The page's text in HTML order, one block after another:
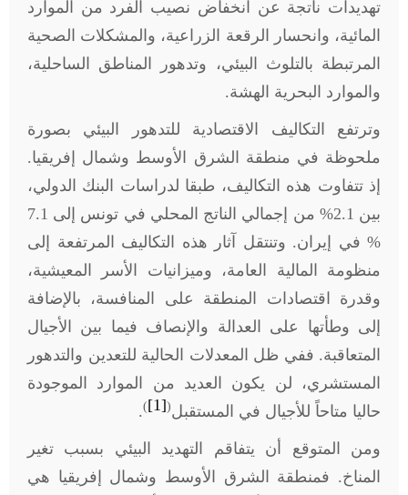
تهديدات ناتجة عن انخفاض نصيب الفرد من الموارد
المائية، وانحسار الرقعة الزراعية، والمشكلات الصحية
المرتبطة بالتلوث البيئي، وتدهور المناطق الساحلية،
والموارد البحرية الهشة.
وترتفع التكاليف الاقتصادية للتدهور البيئي بصورة
ملحوظة في منطقة الشرق الأوسط وشمال إفريقيا.
إذ تتفاوت هذه التكاليف، طبقا لدراسات البنك الدولي،
بين 2.1% من إجمالي الناتج المحلي في تونس إلى 7.1
% في إيران. وتنتقل آثار هذه التكاليف المرتفعة إلى
منظومة المالية العامة، وميزانيات الأسر المعيشية،
وقدرة اقتصادات المنطقة على المنافسة، بالإضافة
إلى وطأتها على العدالة والإنصاف فيما بين الأجيال
المتعاقبة. ففي ظل المعدلات الحالية للتعدين والتدهور
المستشري، لن يكون العديد من الموارد الموجودة
حاليا متاحاً للأجيال في المستقبل(
[1]
)
.
ومن المتوقع أن يتفاقم التهديد البيئي بسبب تغير
المناخ. فمنطقة الشرق الأوسط وشمال إفريقيا هي